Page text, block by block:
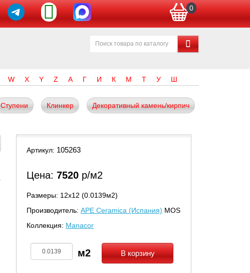
0
W X Y Z А Г И К М Т У Ш
Ступени Клинкер Декоративный камень/кирпич
Артикул: 105263
Цена: 7520 р/м2
Размеры: 12х12 (0.0139м2)
Производитель: APE Ceramica (Испания) MOS
Коллекция: Manacor
В корзину